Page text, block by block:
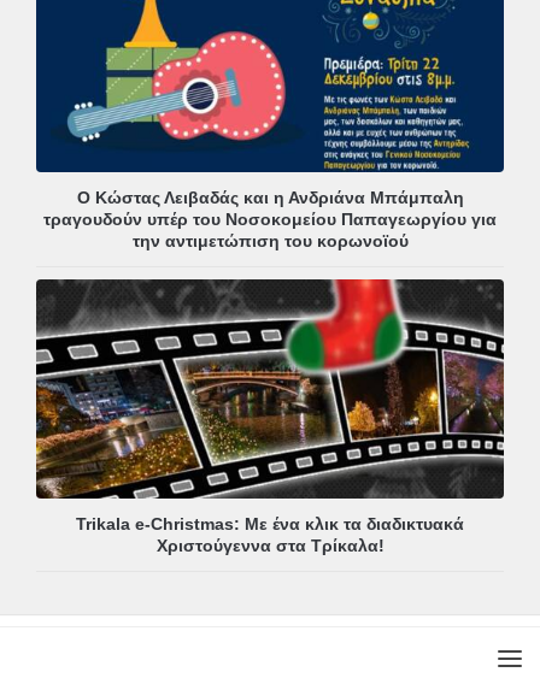
Ο Κώστας Λειβαδάς και η Ανδριάνα Μπάμπαλη
τραγουδούν υπέρ του Νοσοκομείου Παπαγεωργίου για
την αντιμετώπιση του κορωνοϊού
Trikala e-Christmas: Με ένα κλικ τα διαδικτυακά
Χριστούγεννα στα Τρίκαλα!